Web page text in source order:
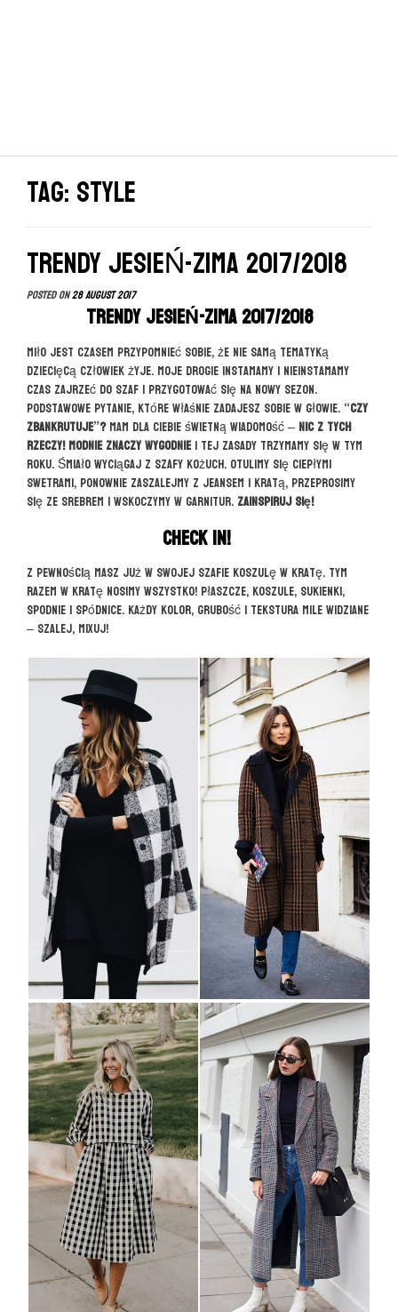
Tag: style
TRENDY JESIEŃ-ZIMA 2017/2018
Posted on28 August 2017
TRENDY JESIEŃ-ZIMA 2017/2018
Miło jest czasem przypomnieć sobie, że nie samą tematyką
dziecięcą człowiek żyje. Moje drogie instamamy i nieinstamamy
czas zajrzeć do szaf i przygotować się na nowy sezon.
Podstawowe pytanie, które właśnie zadajesz sobie w głowie. “Czy
zbankrutuje”?Mam dla Ciebie świetną wiadomość – nic z tych
rzeczy! Modnie znaczy wygodnie i tej zasady trzymamy się w tym
roku. Śmiało wyciągaj z szafy kożuch. Otulimy się ciepłymi
swetrami, ponownie zaszalejmy z jeansem i kratą, przeprosimy
się ze srebrem i wskoczymy w garnitur. Zainspiruj się!
Check in!
Z pewnością masz już w swojej szafie koszulę w kratę. Tym
razem w kratę nosimy wszystko! Płaszcze, koszule, sukienki,
spodnie i spódnice. Każdy kolor, grubość i tekstura mile widziane
– szalej, mixuj!